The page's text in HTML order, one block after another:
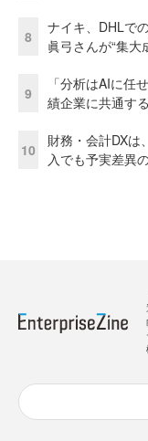
8
ナイキ、DHLで
眞弓さんが“集大
9
「分析はAIに任
績企業に共通す
10
財務・会計DX
入でも予実差異